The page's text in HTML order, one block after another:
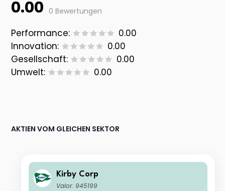
0.00 0 Bewertungen
Performance:
0.00
Innovation:
0.00
Gesellschaft:
0.00
Umwelt:
0.00
AKTIEN VOM GLEICHEN SEKTOR
Kirby Corp
Valor: 945199